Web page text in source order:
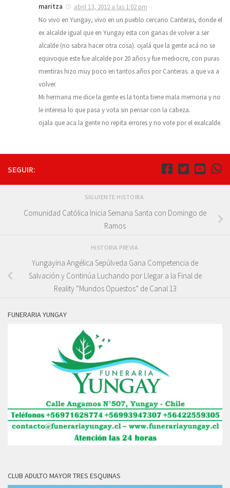
maritza
abril 13, 2012 a las 1:02 pm
No vivo en Yungay, vivo en un pueblo cercano Canteras, donde el
ex alcalde igual que en Yungay esta con ganas de volver a ser
alcalde (no sabra hacer otra cosa). ojalá que la gente acá no se
equivoque este fue alcalde por 20 años y fue mediocre, con puras
mentiras hizo muy poco en tantos años por Canteras. a que va a
volver.
Mi hermana me dice la gente es la tonta tiene mala memoria y no
le interesa lo que pasa y vota sin pensar con la cabeza.
ojala que aca la gente no repita errores y no vote por el exalcalde.
SEGUIR:
SIGUIENTE HISTORIA
Comunidad Católica Inicia Semana Santa con Domingo de
Ramos
HISTORIA PREVIA
Yungayina Angélica Sepúlveda Gana Competencia de
Salvación y Continúa Luchando por Llegar a la Final de
Reality “Mundos Opuestos” de Canal 13
FUNERARIA YUNGAY
CLUB ADULTO MAYOR TRES ESQUINAS